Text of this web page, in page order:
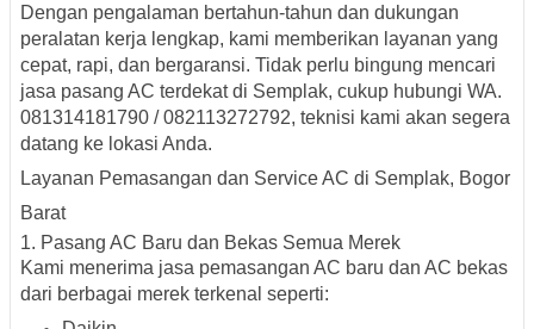
Dengan pengalaman bertahun-tahun dan dukungan
peralatan kerja lengkap, kami memberikan layanan yang
cepat, rapi, dan bergaransi. Tidak perlu bingung mencari
jasa pasang AC terdekat di Semplak, cukup hubungi WA.
081314181790 / 082113272792, teknisi kami akan segera
datang ke lokasi Anda.
Layanan Pemasangan dan Service AC di Semplak, Bogor
Barat
1. Pasang AC Baru dan Bekas Semua Merek
Kami menerima jasa pemasangan AC baru dan AC bekas
dari berbagai merek terkenal seperti: